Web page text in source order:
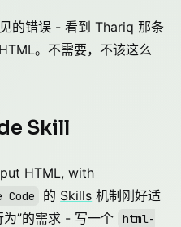
的错误 - 看到 Thariq 那条
。不需要，不该这么
Skill
HTML, with
Code 的 Skills 机制刚好适
”的需求 - 写一个
html-